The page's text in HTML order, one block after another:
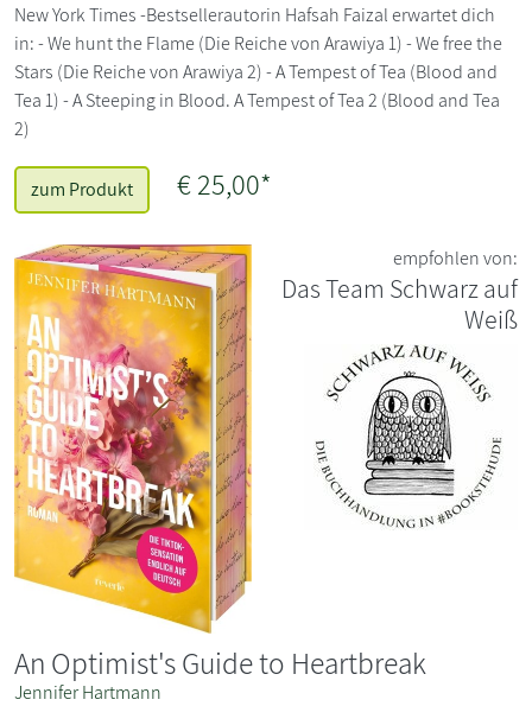
New York Times -Bestsellerautorin Hafsah Faizal erwartet dich
in: - We hunt the Flame (Die Reiche von Arawiya 1) - We free the
Stars (Die Reiche von Arawiya 2) - A Tempest of Tea (Blood and
Tea 1) - A Steeping in Blood. A Tempest of Tea 2 (Blood and Tea
2)
zum Produkt € 25,00*
empfohlen von:
Das Team Schwarz auf
Weiß
An Optimist's Guide to Heartbreak
Jennifer Hartmann